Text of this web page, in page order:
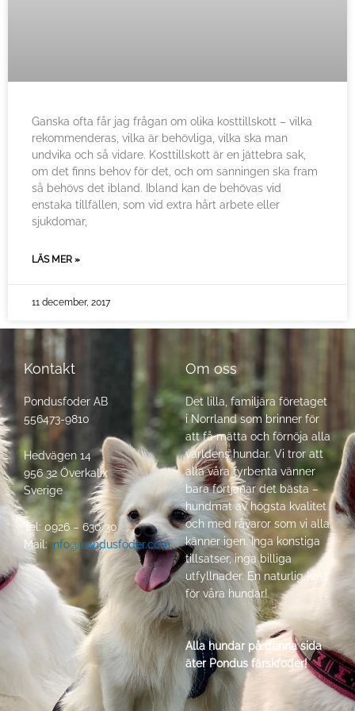
Ganska ofta får jag frågan om olika kosttillskott – vilka
rekommenderas, vilka är behövliga, vilka ska man
undvika och så vidare. Kosttillskott är en jättebra sak,
om det finns behov för det, och om sanningen ska fram
så behövs det ibland. Ibland kan de behövas vid
enstaka tillfällen, som vid extra hårt arbete eller
sjukdomar,
LÄS MER »
11 december, 2017
Kontakt
Pondusfoder AB
556473-9810
Hedvägen 14
956 32 Överkalix
Sverige
Tel: 0926 – 630 30
Mail:info@pondusfoder.com
Om oss
Det lilla, familjära företaget
i Norrland som brinner för
att få mätta och förnöja alla
världens hundar. Vi tror att
alla våra fyrbenta vänner
bara förtjänar det bästa –
hundmat av högsta kvalitet
och med råvaror som vi alla
känner igen. Inga konstiga
tillsatser, inga billiga
utfyllnader. En naturlig kost
för våra hundar!
Alla hundar på denna sida
äter Pondus färskfoder!